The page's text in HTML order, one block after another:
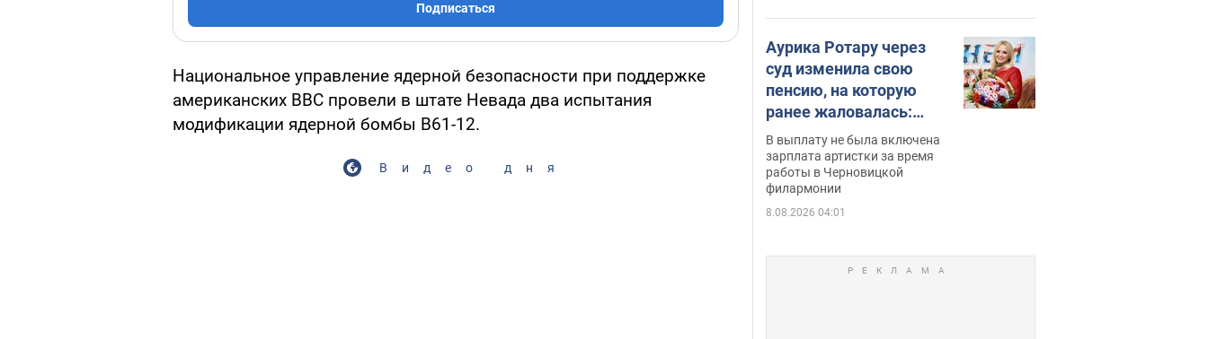
Подписаться
Национальное управление ядерной безопасности при поддержке
американских ВВС провели в штате Невада два испытания
модификации ядерной бомбы B61-12.
Видео дня
Аурика Ротару через
суд изменила свою
пенсию, на которую
ранее жаловалась:
сколько получала
певица
В выплату не была включена
зарплата артистки за время
работы в Черновицкой
филармонии
8.08.2026 04:01